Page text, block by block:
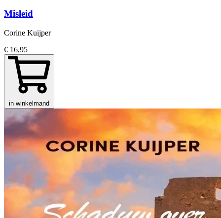
Misleid
Corine Kuijper
€ 16,95
in winkelmand